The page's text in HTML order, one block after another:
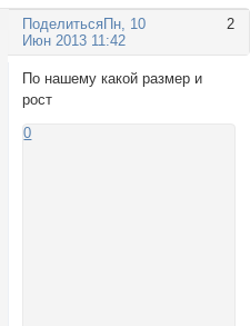
Поделиться 2
Пн, 10
Июн 2013 11:42
По нашему какой размер и
рост
0